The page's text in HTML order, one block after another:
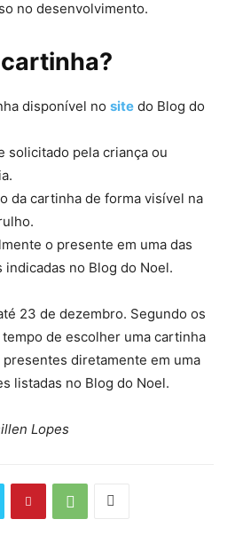
no desenvolvimento.
disponível no site do Blog do
solicitado pela criança ou
da cartinha de forma visível na
o presente em uma das
no Blog do Noel.
23 de dezembro. Segundo os
de escolher uma cartinha
diretamente em uma
listadas no Blog do Noel.
Lopes